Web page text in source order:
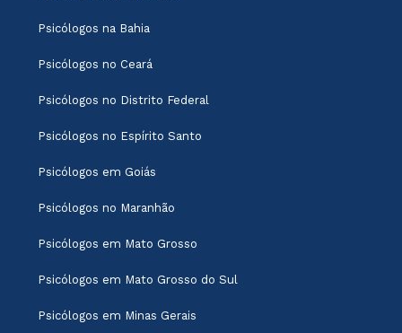
Psicólogos na Bahia
Psicólogos no Ceará
Psicólogos no Distrito Federal
Psicólogos no Espírito Santo
Psicólogos em Goiás
Psicólogos no Maranhão
Psicólogos em Mato Grosso
Psicólogos em Mato Grosso do Sul
Psicólogos em Minas Gerais